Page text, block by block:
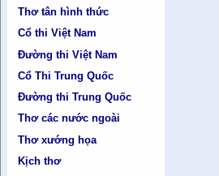
Thơ tân hình thức
Cổ thi Việt Nam
Đường thi Việt Nam
Cổ Thi Trung Quốc
Đường thi Trung Quốc
Thơ các nước ngoài
Thơ xướng họa
Kịch thơ